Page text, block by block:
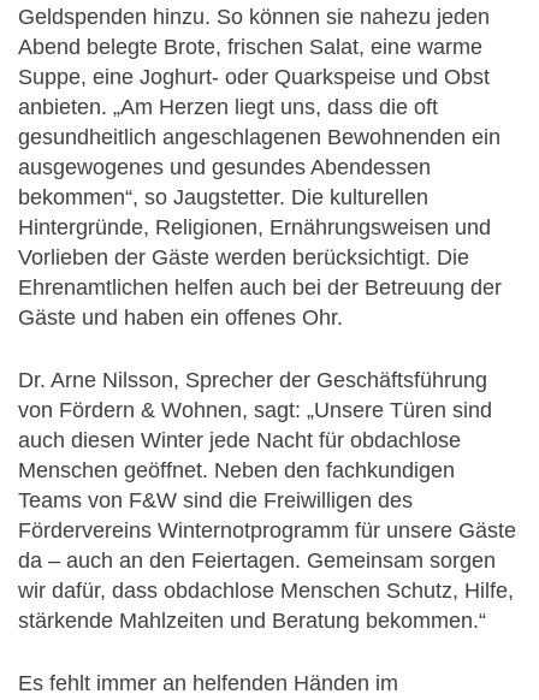
Geldspenden hinzu. So können sie nahezu jeden
Abend belegte Brote, frischen Salat, eine warme
Suppe, eine Joghurt- oder Quarkspeise und Obst
anbieten. „Am Herzen liegt uns, dass die oft
gesundheitlich angeschlagenen Bewohnenden ein
ausgewogenes und gesundes Abendessen
bekommen“, so Jaugstetter. Die kulturellen
Hintergründe, Religionen, Ernährungsweisen und
Vorlieben der Gäste werden berücksichtigt. Die
Ehrenamtlichen helfen auch bei der Betreuung der
Gäste und haben ein offenes Ohr.
Dr. Arne Nilsson, Sprecher der Geschäftsführung
von Fördern & Wohnen, sagt: „Unsere Türen sind
auch diesen Winter jede Nacht für obdachlose
Menschen geöffnet. Neben den fachkundigen
Teams von F&W sind die Freiwilligen des
Fördervereins Winternotprogramm für unsere Gäste
da – auch an den Feiertagen. Gemeinsam sorgen
wir dafür, dass obdachlose Menschen Schutz, Hilfe,
stärkende Mahlzeiten und Beratung bekommen.“
Es fehlt immer an helfenden Händen im